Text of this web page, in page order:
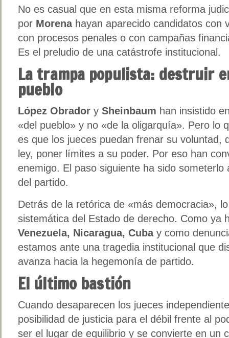
No es casual que en esta misma reforma
por Morena hayan aparecido candidatos con
con procesos penales o con campañas
Es el preludio de una catástrofe institucional.
La trampa populista: destruir
pueblo
López Obrador y Sheinbaum han insistido
«del pueblo» y no «de la oligarquía». Pero lo
es que los jueces puedan frenar su voluntad,
ley, poner límites a su poder. Por eso han
enemigo. El paso siguiente ha sido
del partido.
Detrás de la retórica de «más democracia»,
sistemática del Estado de derecho. Como ya
Venezuela, Nicaragua, Cubay como
estamos ante una tragedia institucional que
avanza hacia la hegemonía de partido.
El último bastión
Cuando desaparecen los jueces
posibilidad de justicia para el débil frente al
ser el lugar de equilibrio y se convierte en un